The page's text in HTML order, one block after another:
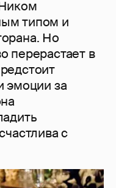
типом и
Но
перерастает в
эмоции за
с